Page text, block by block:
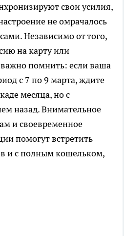
свои усилия,
не омрачалось
Независимо от того,
на карту или
помнить: если ваша
с 7 по 9 марта, ждите
месяца, но с
назад. Внимательное
и своевременное
помогут встретить
и с полным кошельком,